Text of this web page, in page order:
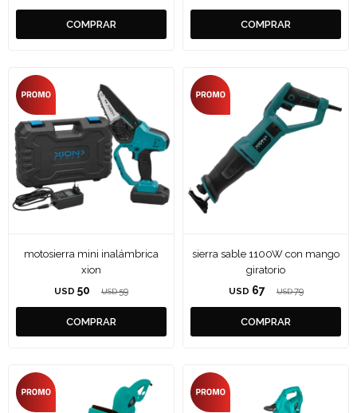
motosierra mini inalámbrica
xion
USD 50 USD 59
sierra sable 1100W con mango
giratorio
USD 67 USD 79